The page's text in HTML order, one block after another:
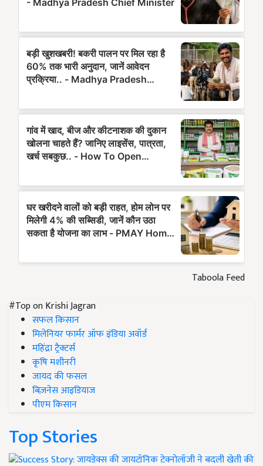
Taboola Feed
#Top on Krishi Jagran
सफल किसान
मिलेनियर फार्मर ऑफ इंडिया अवॉर्ड
महिंद्रा ट्रैक्टर्स
कृषि मशीनरी
जायद की फसल
बिज़नेस आइडियाज
पीएम किसान
Top Stories